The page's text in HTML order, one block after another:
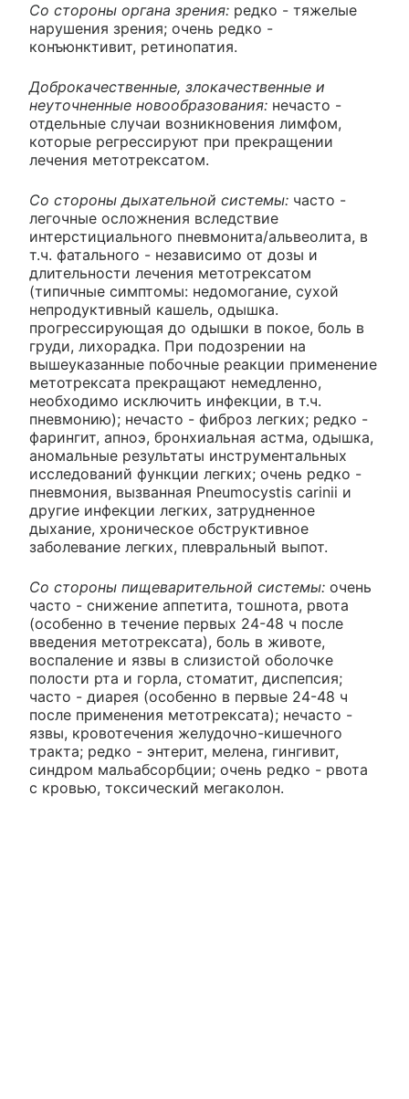
Со стороны органа зрения: редко - тяжелые
нарушения зрения; очень редко -
конъюнктивит, ретинопатия.
Доброкачественные, злокачественные и
неуточненные новообразования: нечасто -
отдельные случаи возникновения лимфом,
которые регрессируют при прекращении
лечения метотрексатом.
Со стороны дыхательной системы: часто -
легочные осложнения вследствие
интерстициального пневмонита/альвеолита, в
т.ч. фатального - независимо от дозы и
длительности лечения метотрексатом
(типичные симптомы: недомогание, сухой
непродуктивный кашель, одышка.
прогрессирующая до одышки в покое, боль в
груди, лихорадка. При подозрении на
вышеуказанные побочные реакции применение
метотрексата прекращают немедленно,
необходимо исключить инфекции, в т.ч.
пневмонию); нечасто - фиброз легких; редко -
фарингит, апноэ, бронхиальная астма, одышка,
аномальные результаты инструментальных
исследований функции легких; очень редко -
пневмония, вызванная Pneumocystis carinii и
другие инфекции легких, затрудненное
дыхание, хроническое обструктивное
заболевание легких, плевральный выпот.
Со стороны пищеварительной системы: очень
часто - снижение аппетита, тошнота, рвота
(особенно в течение первых 24-48 ч после
введения метотрексата), боль в животе,
воспаление и язвы в слизистой оболочке
полости рта и горла, стоматит, диспепсия;
часто - диарея (особенно в первые 24-48 ч
после применения метотрексата); нечасто -
язвы, кровотечения желудочно-кишечного
тракта; редко - энтерит, мелена, гингивит,
синдром мальабсорбции; очень редко - рвота
с кровью, токсический мегаколон.